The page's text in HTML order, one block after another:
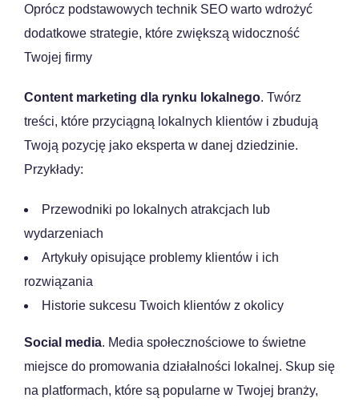
Oprócz podstawowych technik SEO warto wdrożyć
dodatkowe strategie, które zwiększą widoczność
Twojej firmy
Content marketing dla rynku lokalnego. Twórz
treści, które przyciągną lokalnych klientów i zbudują
Twoją pozycję jako eksperta w danej dziedzinie.
Przykłady:
Przewodniki po lokalnych atrakcjach lub
wydarzeniach
Artykuły opisujące problemy klientów i ich
rozwiązania
Historie sukcesu Twoich klientów z okolicy
Social media. Media społecznościowe to świetne
miejsce do promowania działalności lokalnej. Skup się
na platformach, które są popularne w Twojej branży,